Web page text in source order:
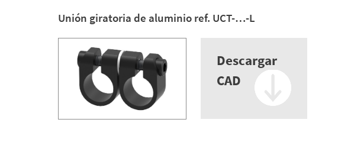
Unión giratoria de aluminio ref. UCT-…-L
Descargar
CAD